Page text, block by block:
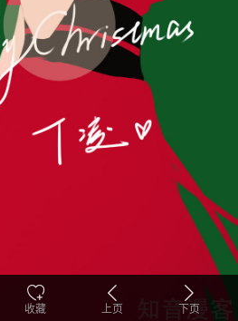
收藏 上页 下页